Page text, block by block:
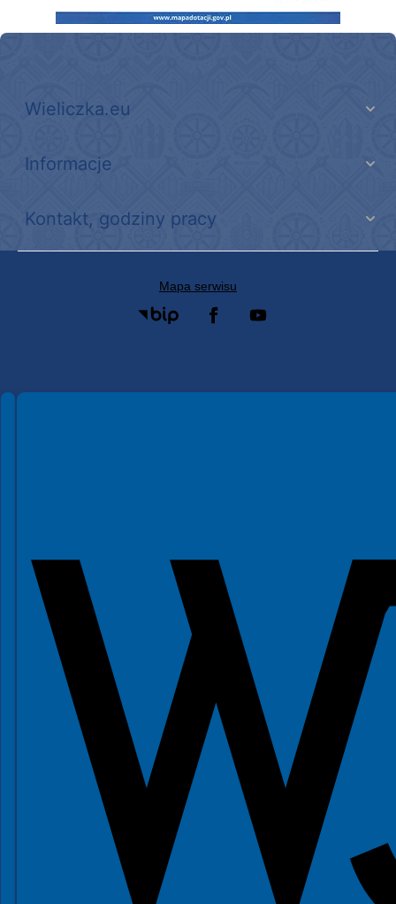
Wieliczka.eu
Informacje
Kontakt, godziny pracy
Mapa serwisu
Spełniamy standardy WCAG 2.2
Spełniamy standardy W3C